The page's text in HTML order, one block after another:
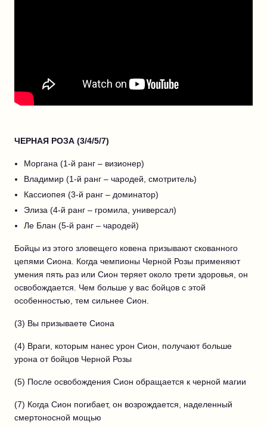
ЧЕРНАЯ РОЗА (3/4/5/7)
Моргана (1-й ранг – визионер)
Владимир (1-й ранг – чародей, смотритель)
Кассиопея (3-й ранг – доминатор)
Элиза (4-й ранг – громила, универсал)
Ле Блан (5-й ранг – чародей)
Бойцы из этого зловещего ковена призывают скованного
цепями Сиона. Когда чемпионы Черной Розы применяют
умения пять раз или Сион теряет около трети здоровья, он
освобождается. Чем больше у вас бойцов с этой
особенностью, тем сильнее Сион.
(3) Вы призываете Сиона
(4) Враги, которым нанес урон Сион, получают больше
урона от бойцов Черной Розы
(5) После освобождения Сион обращается к черной магии
(7) Когда Сион погибает, он возрождается, наделенный
смертоносной мощью